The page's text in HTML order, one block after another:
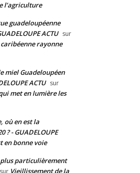
l’agriculture
guadeloupéenne
ACTU sur
rayonne
miel Guadeloupéen
ACTU sur
met en lumière les
où en est la
? - GUADELOUPE
en bonne voie
particulièrement
sur Vieillissement de la